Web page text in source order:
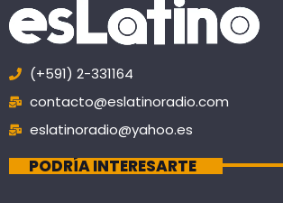
(+591) 2-331164
contacto@eslatinoradio.com
eslatinoradio@yahoo.es
PODRÍA INTERESARTE